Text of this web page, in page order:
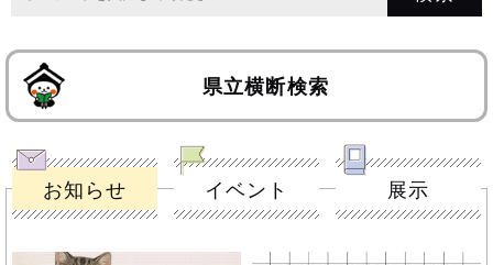
県立横断検索
お知らせ イベント 展示